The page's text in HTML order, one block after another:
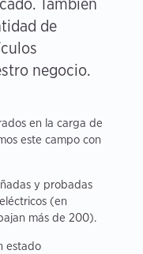
También
de
negocio.
en la carga de
este campo con
y probadas
(en
más de 200).
estado